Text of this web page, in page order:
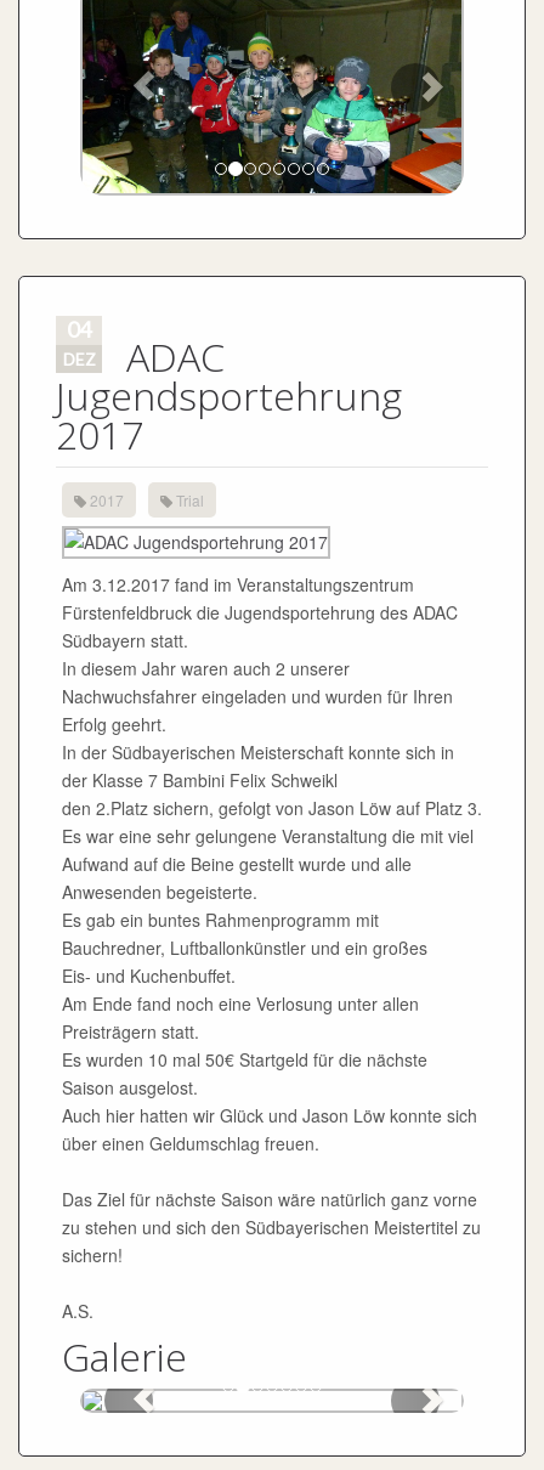
04
DEZ ADAC
Jugendsportehrung
2017
2017 Trial
Am 3.12.2017 fand im Veranstaltungszentrum
Fürstenfeldbruck die Jugendsportehrung des ADAC
Südbayern statt.
In diesem Jahr waren auch 2 unserer
Nachwuchsfahrer eingeladen und wurden für Ihren
Erfolg geehrt.
In der Südbayerischen Meisterschaft konnte sich in
der Klasse 7 Bambini Felix Schweikl
den 2.Platz sichern, gefolgt von Jason Löw auf Platz 3.
Es war eine sehr gelungene Veranstaltung die mit viel
Aufwand auf die Beine gestellt wurde und alle
Anwesenden begeisterte.
Es gab ein buntes Rahmenprogramm mit
Bauchredner, Luftballonkünstler und ein großes
Eis- und Kuchenbuffet.
Am Ende fand noch eine Verlosung unter allen
Preisträgern statt.
Es wurden 10 mal 50€ Startgeld für die nächste
Saison ausgelost.
Auch hier hatten wir Glück und Jason Löw konnte sich
über einen Geldumschlag freuen.
Das Ziel für nächste Saison wäre natürlich ganz vorne
zu stehen und sich den Südbayerischen Meistertitel zu
sichern!
A.S.
Galerie